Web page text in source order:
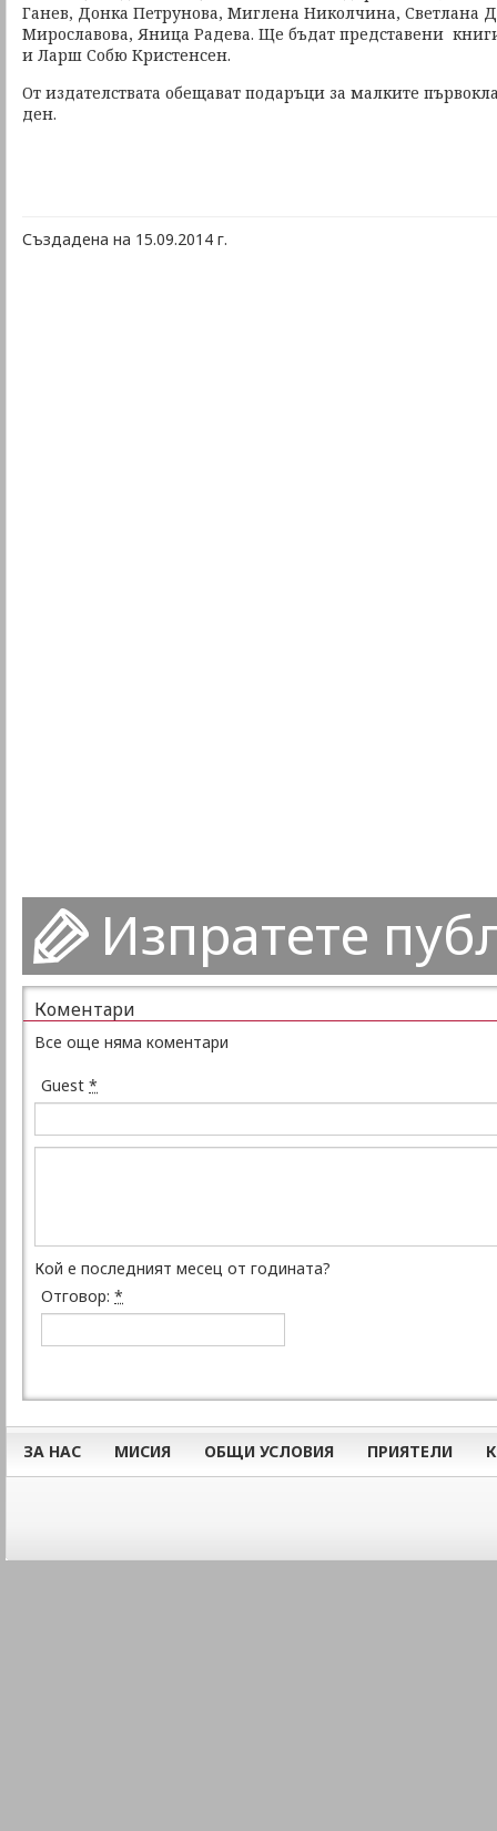
Ганев, Донка Петрунова, Миглена Николчина, Светлана
Мирославова, Яница Радева. Ще бъдат представени
и Ларш Собю Кристенсен.
От издателствата обещават подаръци за малките
ден.
Създадена на 15.09.2014 г.
Изпратете
Коментари
Все още няма коментари
Guest *
Кой е последният месец от годината?
Отговор: *
ЗА НАС МИСИЯ ОБЩИ УСЛОВИЯ ПРИЯТЕЛИ